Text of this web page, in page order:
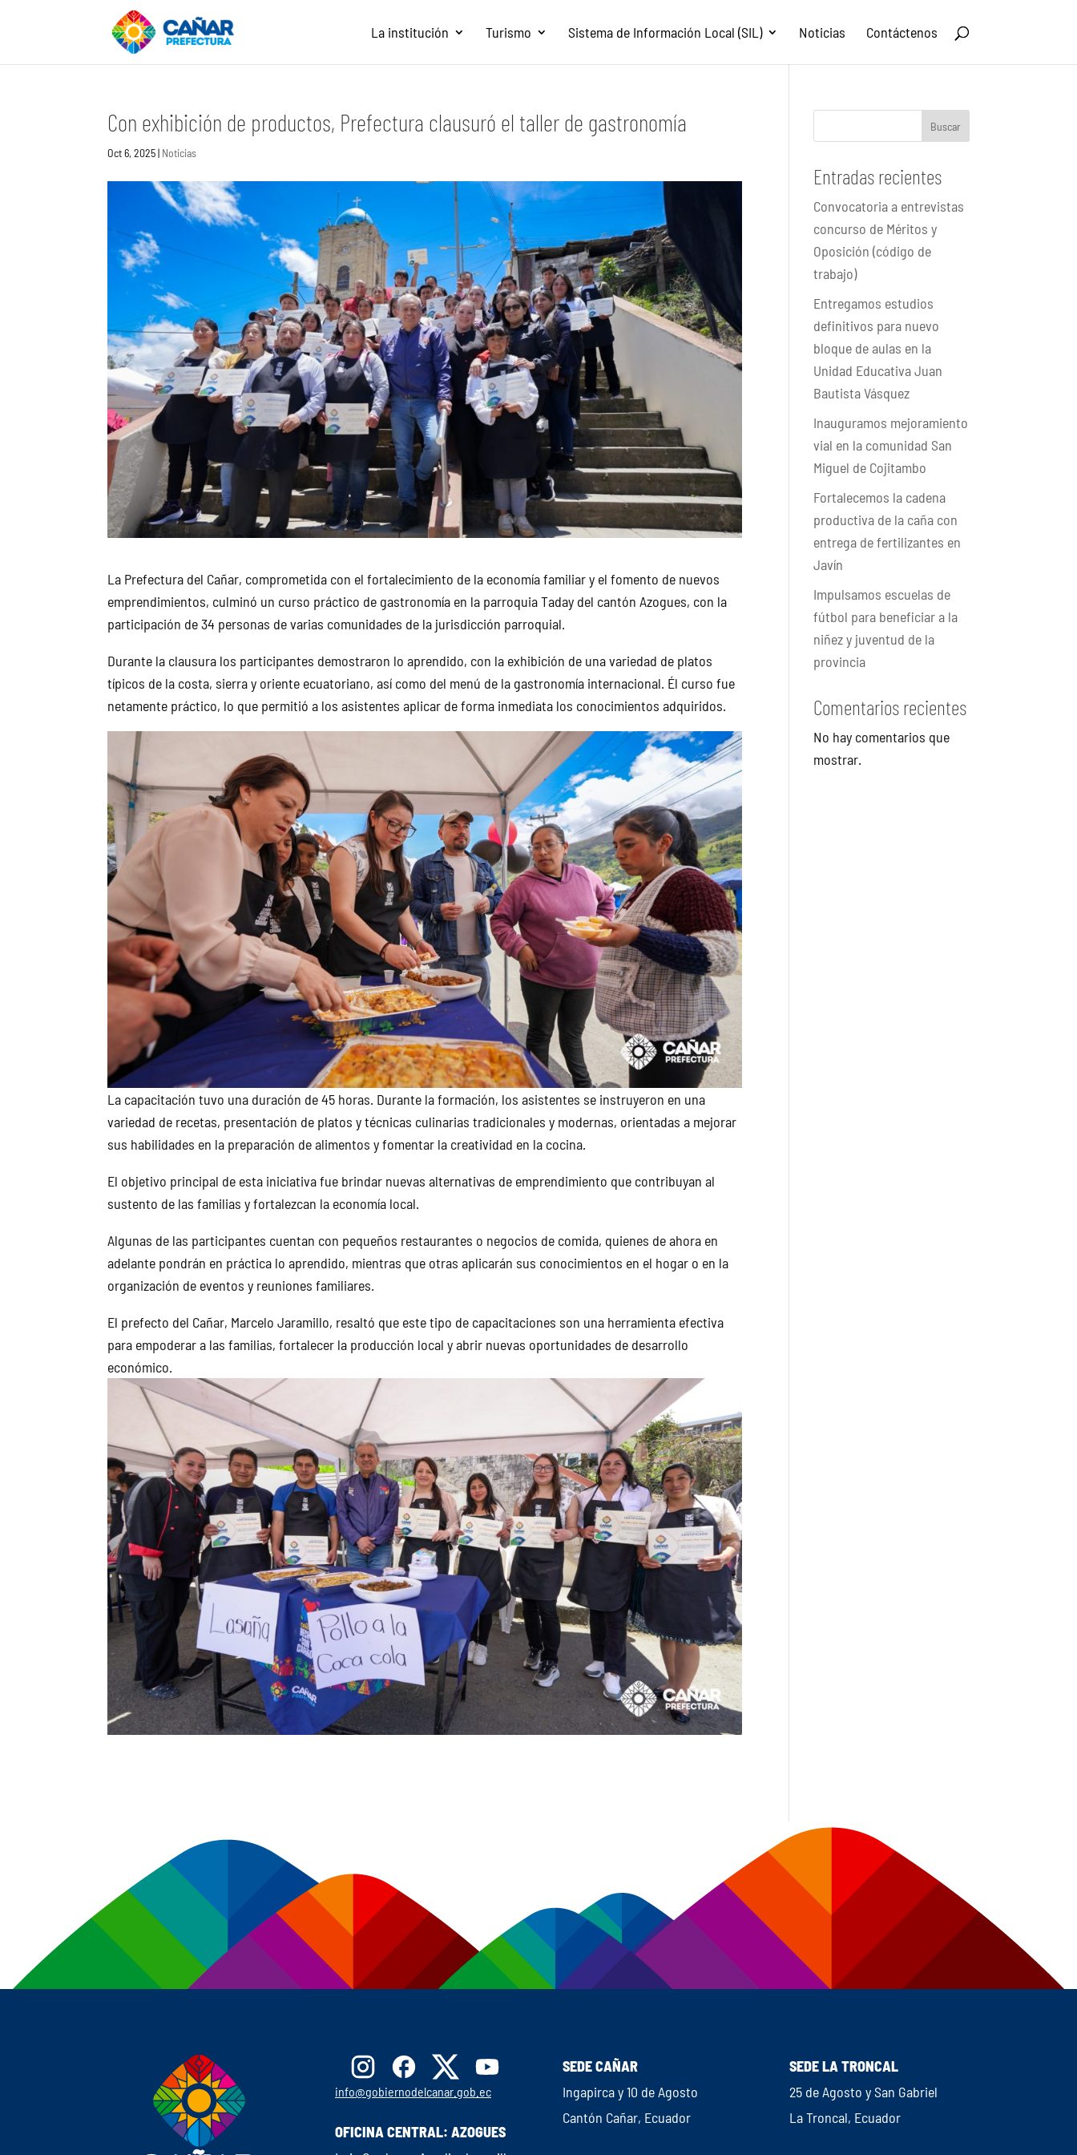
La institución Turismo Sistema de Información Local (SIL) Noticias Contáctenos
Con exhibición de productos, Prefectura clausuró el taller de gastronomía
Oct 6, 2025| Noticias
La Prefectura del Cañar, comprometida con el fortalecimiento de la economía familiar y el fomento de nuevos
emprendimientos, culminó un curso práctico de gastronomía en la parroquia Taday del cantón Azogues, con la
participación de 34 personas de varias comunidades de la jurisdicción parroquial.
Durante la clausura los participantes demostraron lo aprendido, con la exhibición de una variedad de platos
típicos de la costa, sierra y oriente ecuatoriano, así como del menú de la gastronomía internacional. Él curso fue
netamente práctico, lo que permitió a los asistentes aplicar de forma inmediata los conocimientos adquiridos.
La capacitación tuvo una duración de 45 horas. Durante la formación, los asistentes se instruyeron en una
variedad de recetas, presentación de platos y técnicas culinarias tradicionales y modernas, orientadas a mejorar
sus habilidades en la preparación de alimentos y fomentar la creatividad en la cocina.
El objetivo principal de esta iniciativa fue brindar nuevas alternativas de emprendimiento que contribuyan al
sustento de las familias y fortalezcan la economía local.
Algunas de las participantes cuentan con pequeños restaurantes o negocios de comida, quienes de ahora en
adelante pondrán en práctica lo aprendido, mientras que otras aplicarán sus conocimientos en el hogar o en la
organización de eventos y reuniones familiares.
El prefecto del Cañar, Marcelo Jaramillo, resaltó que este tipo de capacitaciones son una herramienta efectiva
para empoderar a las familias, fortalecer la producción local y abrir nuevas oportunidades de desarrollo
económico.
Buscar
Entradas recientes
Convocatoria a entrevistas
concurso de Méritos y
Oposición (código de
trabajo)
Entregamos estudios
definitivos para nuevo
bloque de aulas en la
Unidad Educativa Juan
Bautista Vásquez
Inauguramos mejoramiento
vial en la comunidad San
Miguel de Cojitambo
Fortalecemos la cadena
productiva de la caña con
entrega de fertilizantes en
Javín
Impulsamos escuelas de
fútbol para beneficiar a la
niñez y juventud de la
provincia
Comentarios recientes
No hay comentarios que
mostrar.
info@gobiernodelcanar.gob.ec
OFICINA CENTRAL: AZOGUES
SEDE CAÑAR
Ingapirca y 10 de Agosto
Cantón Cañar, Ecuador
SEDE LA TRONCAL
25 de Agosto y San Gabriel
La Troncal, Ecuador